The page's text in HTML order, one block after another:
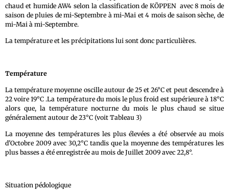
chaud et humide AW4 selon la classification de KÖPPEN avec 8 mois de
saison de pluies de mi-Septembre à mi-Mai et 4 mois de saison sèche, de
mi-Mai à mi-Septembre.
La température et les précipitations lui sont donc particulières.
Température
La température moyenne oscille autour de 25 et 26°C et peut descendre à
22 voire 19°C .La température du mois le plus froid est supérieure à 18°C
alors que, la température nocturne du mois le plus chaud se situe
généralement autour de 23°C (voit Tableau 3)
La moyenne des températures les plus élevées a été observée au mois
d'Octobre 2009 avec 30,2°C tandis que la moyenne des températures les
plus basses a été enregistrée au mois de Juillet 2009 avec 22,8°.
Situation pédologique